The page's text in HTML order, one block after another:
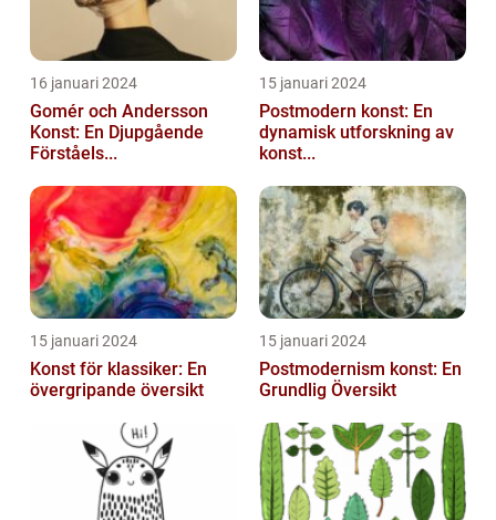
16 januari 2024
Gomér och Andersson
Konst: En Djupgående
Förståels...
15 januari 2024
Postmodern konst: En
dynamisk utforskning av
konst...
15 januari 2024
Konst för klassiker: En
övergripande översikt
15 januari 2024
Postmodernism konst: En
Grundlig Översikt